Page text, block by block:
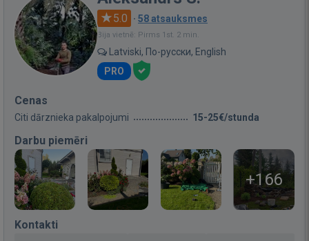
5.0 · 58 atsauksmes
Bija vietnē: Pirms 1st. 2 min.
Latviski, По-русски, English
PRO
Cenas
Citi dārznieka pakalpojumi 15-25€/stunda
Darbu piemēri
+166
Kontakti